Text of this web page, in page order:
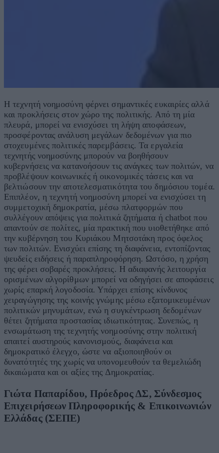
Η τεχνητή νοημοσύνη φέρνει σημαντικές ευκαιρίες αλλά
και προκλήσεις στον χώρο της πολιτικής. Από τη μία
πλευρά, μπορεί να ενισχύσει τη λήψη αποφάσεων,
προσφέροντας ανάλυση μεγάλων δεδομένων για πιο
στοχευμένες πολιτικές παρεμβάσεις. Τα εργαλεία
τεχνητής νοημοσύνης μπορούν να βοηθήσουν
κυβερνήσεις να κατανοήσουν τις ανάγκες των πολιτών, να
προβλέψουν κοινωνικές ή οικονομικές τάσεις και να
βελτιώσουν την αποτελεσματικότητα του δημόσιου τομέα.
Επιπλέον, η τεχνητή νοημοσύνη μπορεί να ενισχύσει τη
συμμετοχική δημοκρατία, μέσω πλατφορμών που
συλλέγουν απόψεις για πολιτικά ζητήματα ή chatbot που
απαντούν σε πολίτες, μία πρακτική που υιοθετήθηκε από
την κυβέρνηση του Κυριάκου Μητσοτάκη προς όφελος
των πολιτών. Ενισχύει επίσης τη διαφάνεια, εντοπίζοντας
ψευδείς ειδήσεις ή παραπληροφόρηση. Ωστόσο, η χρήση
της φέρει σοβαρές προκλήσεις. Η αδιαφανής λειτουργία
ορισμένων αλγορίθμων μπορεί να οδηγήσει σε αποφάσεις
χωρίς επαρκή λογοδοσία. Υπάρχει επίσης κίνδυνος
χειραγώγησης της κοινής γνώμης μέσω εξατομικευμένων
πολιτικών μηνυμάτων, ενώ η συγκέντρωση δεδομένων
θέτει ζητήματα προστασίας ιδιωτικότητας. Συνεπώς, η
ενσωμάτωση της τεχνητής νοημοσύνης στην πολιτική
απαιτεί αυστηρούς κανονισμούς, διαφάνεια και
δημοκρατικό έλεγχο, ώστε να αξιοποιηθούν οι
δυνατότητές της χωρίς να υπονομευθούν τα θεμελιώδη
δικαιώματα και οι αξίες της Δημοκρατίας.
Γιώτα Παπαρίδου, Πρόεδρος ΔΣ, Σύνδεσμος
Επιχειρήσεων Πληροφορικής & Επικοινωνιών
Ελλάδας (ΣΕΠΕ)